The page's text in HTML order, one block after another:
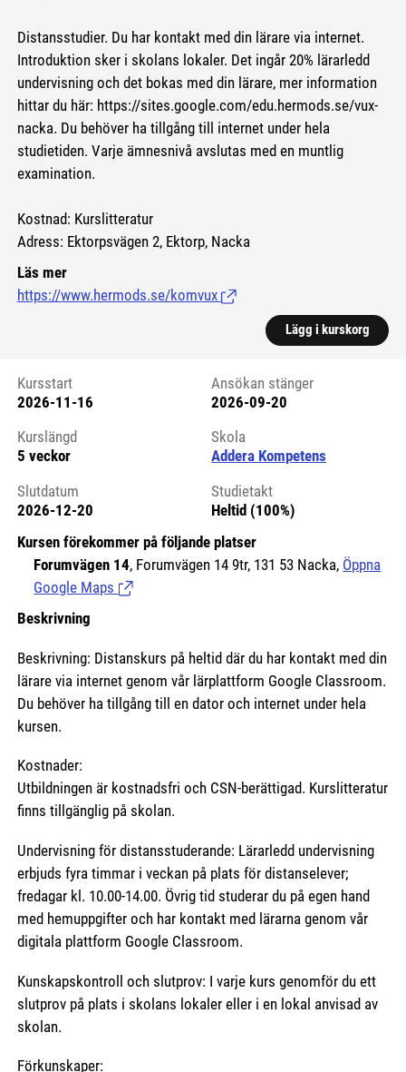
Distansstudier. Du har kontakt med din lärare via internet.
Introduktion sker i skolans lokaler. Det ingår 20% lärarledd
undervisning och det bokas med din lärare, mer information
hittar du här: https://sites.google.com/edu.hermods.se/vux-
nacka. Du behöver ha tillgång till internet under hela
studietiden. Varje ämnesnivå avslutas med en muntlig
examination.
Kostnad: Kurslitteratur
Adress: Ektorpsvägen 2, Ektorp, Nacka
Läs mer
https://www.hermods.se/komvux (Länk till extern sida.)
Lägg i kurskorg
Kursstart 6076761
Kursstart
2026-11-16
Ansökan stänger
2026-09-20
Kurslängd
5 veckor
Skola
Addera Kompetens
Slutdatum
2026-12-20
Studietakt
Heltid (100%)
Kursen förekommer på följande platser
Forumvägen 14, Forumvägen 14 9tr, 131 53 Nacka, Öppna
Google Maps (Länk till extern sida.)
Beskrivning
Beskrivning: Distanskurs på heltid där du har kontakt med din
lärare via internet genom vår lärplattform Google Classroom.
Du behöver ha tillgång till en dator och internet under hela
kursen.
Kostnader:
Utbildningen är kostnadsfri och CSN-berättigad. Kurslitteratur
finns tillgänglig på skolan.
Undervisning för distansstuderande: Lärarledd undervisning
erbjuds fyra timmar i veckan på plats för distanselever;
fredagar kl. 10.00-14.00. Övrig tid studerar du på egen hand
med hemuppgifter och har kontakt med lärarna genom vår
digitala plattform Google Classroom.
Kunskapskontroll och slutprov: I varje kurs genomför du ett
slutprov på plats i skolans lokaler eller i en lokal anvisad av
skolan.
Förkunskaper: